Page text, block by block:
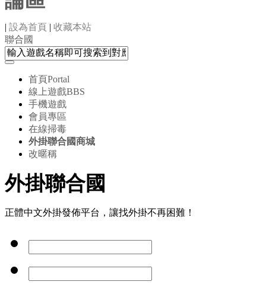
| 設為首頁 | 收藏本站
聯合國
首頁Portal
線上遊戲BBS
手機遊戲
會員專區
在線掃毒
外掛聯合國商城
改暱稱
外掛聯合國
正體中文外掛發佈平台，讓找外掛不再困難！